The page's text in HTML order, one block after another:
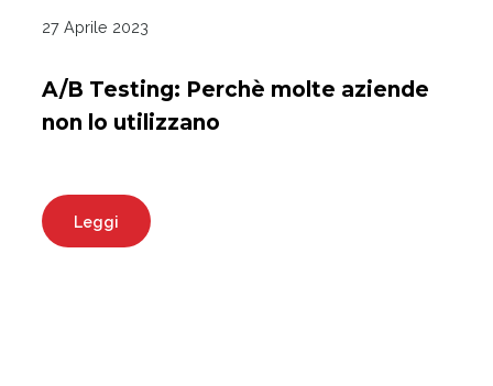
27 Aprile 2023
A/B Testing: Perchè molte aziende
non lo utilizzano
Leggi